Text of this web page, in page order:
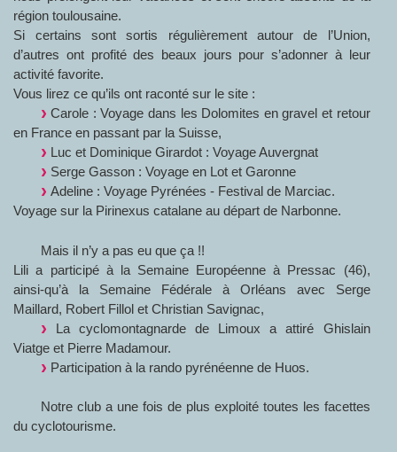
région toulousaine.
Si certains sont sortis régulièrement autour de l’Union,
d’autres ont profité des beaux jours pour s’adonner à leur
activité favorite.
Vous lirez ce qu’ils ont raconté sur le site :
Carole : Voyage dans les Dolomites en gravel et retour
en France en passant par la Suisse,
Luc et Dominique Girardot : Voyage Auvergnat
Serge Gasson : Voyage en Lot et Garonne
Adeline : Voyage Pyrénées - Festival de Marciac.
Voyage sur la Pirinexus catalane au départ de Narbonne.
Mais il n’y a pas eu que ça !!
Lili a participé à la Semaine Européenne à Pressac (46),
ainsi-qu’à la Semaine Fédérale à Orléans avec Serge
Maillard, Robert Fillol et Christian Savignac,
La cyclomontagnarde de Limoux a attiré Ghislain
Viatge et Pierre Madamour.
Participation à la rando pyrénéenne de Huos.
Notre club a une fois de plus exploité toutes les facettes
du cyclotourisme.